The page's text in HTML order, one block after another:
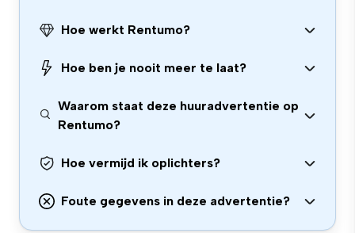
Hoe werkt Rentumo?
Hoe ben je nooit meer te laat?
Waarom staat deze huuradvertentie op
Rentumo?
Hoe vermijd ik oplichters?
Foute gegevens in deze advertentie?